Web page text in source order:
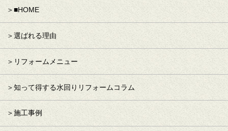
■HOME
選ばれる理由
リフォームメニュー
知って得する水回りリフォームコラム
施工事例